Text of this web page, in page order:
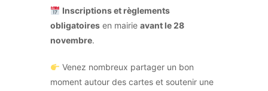
Inscriptions et règlements
obligatoires en mairie avant le 28
novembre.
Venez nombreux partager un bon
moment autour des cartes et soutenir une